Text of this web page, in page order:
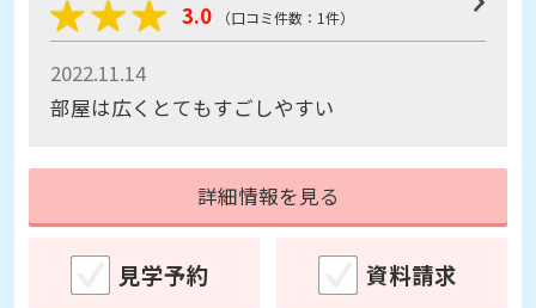
3.0
（口コミ件数：1件）
2022.11.14
部屋は広くとてもすごしやすい
詳細情報を見る
見学予約 資料請求